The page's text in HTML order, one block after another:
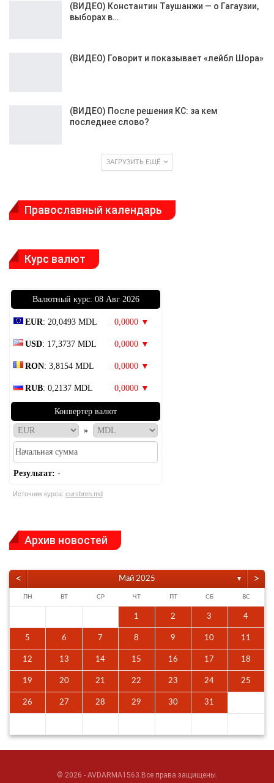
(ВИДЕО) Константин Таушанжи — о Гагаузии,
выборах в…
(ВИДЕО) Говорит и показывает «лейбл Шора»
(ВИДЕО) После решения КС: за кем
последнее слово?
ЗАГРУЗИТЬ ЕЩЁ
Православный календарь
Курс валют
Bалютный курс: 08 Авг 2026
EUR: 20,0493 MDL 0,0000 ▼
USD: 17,3737 MDL 0,0000 ▼
RON: 3,8154 MDL 0,0000 ▼
RUB: 0,2137 MDL 0,0000 ▼
Конвертер валют
»
Результат: -
Источник курса: cursbnm.md
Архив новостей
< Май 2025 ▼ >
ПН ВТ СР ЧТ ПТ СБ ВС
1 2 3 4
5 6 7 8 9 10 11
12 13 14 15 16 17 18
19 20 21 22 23 24 25
26 27 28 29 30 31
© 2026 - AVDARMA1563.Все права защищены.